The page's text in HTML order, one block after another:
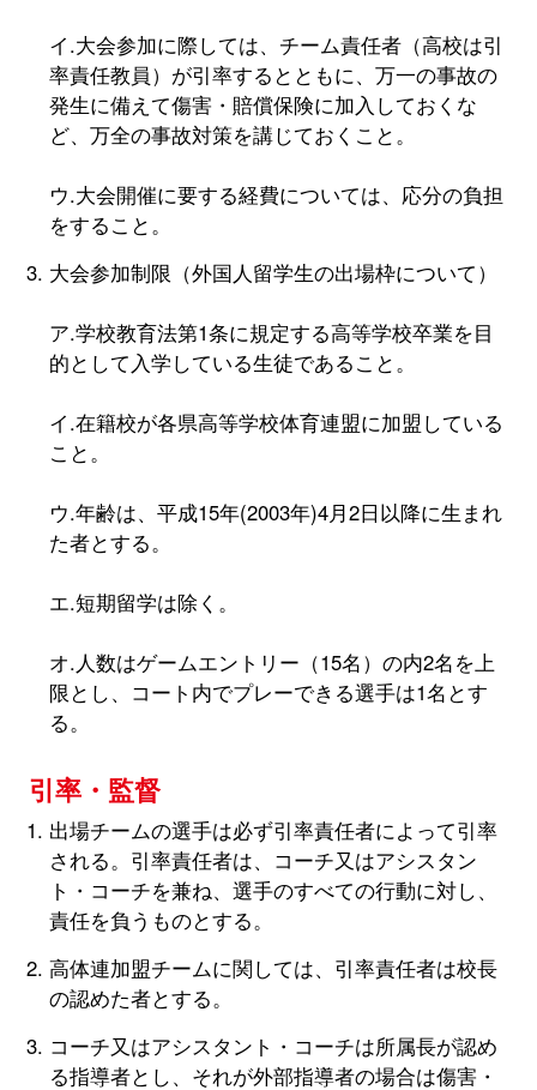
イ.大会参加に際しては、チーム責任者（高校は引
率責任教員）が引率するとともに、万一の事故の
発生に備えて傷害・賠償保険に加入しておくな
ど、万全の事故対策を講じておくこと。
ウ.大会開催に要する経費については、応分の負担
をすること。
大会参加制限（外国人留学生の出場枠について）
ア.学校教育法第1条に規定する高等学校卒業を目
的として入学している生徒であること。
イ.在籍校が各県高等学校体育連盟に加盟している
こと。
ウ.年齢は、平成15年(2003年)4月2日以降に生まれ
た者とする。
エ.短期留学は除く。
オ.人数はゲームエントリー（15名）の内2名を上
限とし、コート内でプレーできる選手は1名とす
る。
引率・監督
出場チームの選手は必ず引率責任者によって引率
される。引率責任者は、コーチ又はアシスタン
ト・コーチを兼ね、選手のすべての行動に対し、
責任を負うものとする。
高体連加盟チームに関しては、引率責任者は校長
の認めた者とする。
コーチ又はアシスタント・コーチは所属長が認め
る指導者とし、それが外部指導者の場合は傷害・